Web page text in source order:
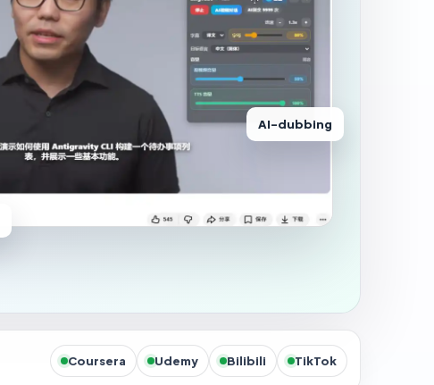
AI-dubbing
Coursera Udemy Bilibili TikTok